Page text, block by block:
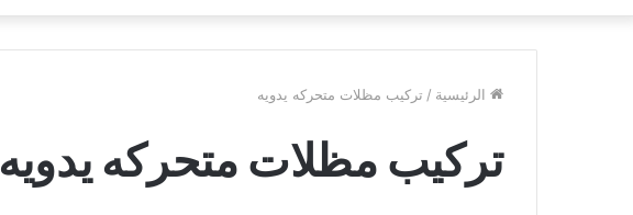
الرئيسية / تركيب مظلات متحركه يدويه
تركيب مظلات متحركه يدويه